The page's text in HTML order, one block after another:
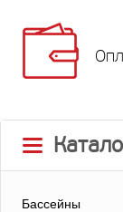
Бассейны